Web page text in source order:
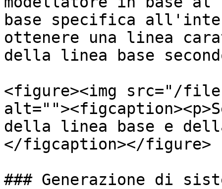
base specifica
ottenere una linea
della linea base
<figure><img src="/
della linea base e
</figcaption></figure>
### Generazione di